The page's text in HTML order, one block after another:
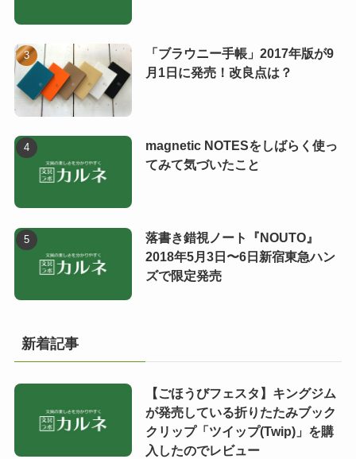
「ブラウニー手帳」2017年版が9
月1日に発売！改良点は？
magnetic NOTESをしばらく使っ
てみて気づいたこと
落書き錯視ノート『NOUTO』
2018年5月3日〜6日新宿東急ハン
ズで限定発売
新着記事
【ごほうびフェスタ】キングジム
が発売している折りたたみブック
クリップ「ツイップ(Twip)」を購
入したのでレビュー